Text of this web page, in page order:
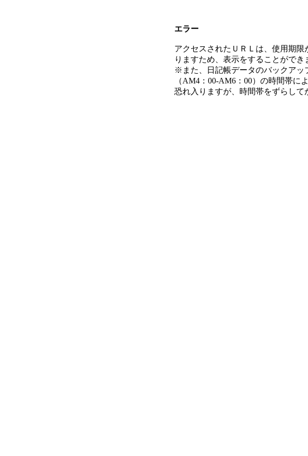
エラー
アクセスされたＵＲＬは、使用期
りますため、表示をすることができ
※また、日記帳データのバックアッ
（AM4：00-AM6：00）の時間帯に
恐れ入りますが、時間帯をずらして